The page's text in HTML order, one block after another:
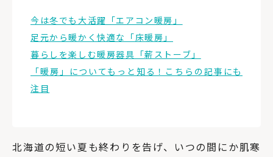
今は冬でも大活躍「エアコン暖房」
足元から暖かく快適な「床暖房」
暮らしを楽しむ暖房器具「薪ストーブ」
「暖房」についてもっと知る！こちらの記事にも
注目
北海道の短い夏も終わりを告げ、いつの間にか肌寒